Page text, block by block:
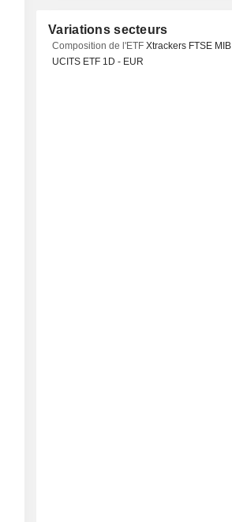
Variations secteurs
Composition de l'ETFXtrackers FTSE MIB
UCITS ETF 1D - EUR